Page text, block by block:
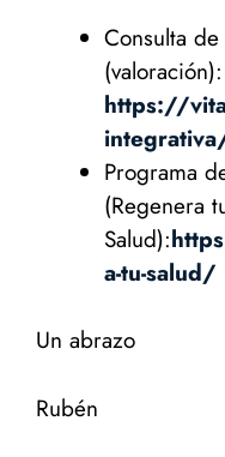
Consulta
(valoración):
https://
Programa
(Regenera
Salud):
a-tu-salud/
Un abrazo
Rubén